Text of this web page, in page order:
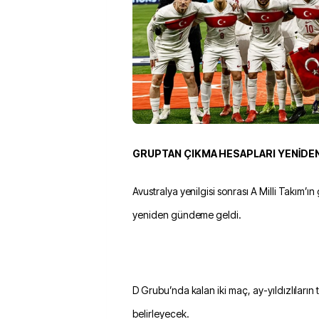
GRUPTAN ÇIKMA HESAPLARI
Avustralya yenilgisi sonrası A Milli
yeniden gündeme geldi.
D Grubu’nda kalan iki maç, ay-
belirleyecek.